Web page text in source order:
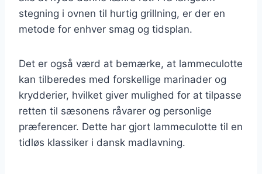
stegning i ovnen til hurtig grillning, er der en
metode for enhver smag og tidsplan.
Det er også værd at bemærke, at lammeculotte
kan tilberedes med forskellige marinader og
krydderier, hvilket giver mulighed for at tilpasse
retten til sæsonens råvarer og personlige
præferencer. Dette har gjort lammeculotte til en
tidløs klassiker i dansk madlavning.